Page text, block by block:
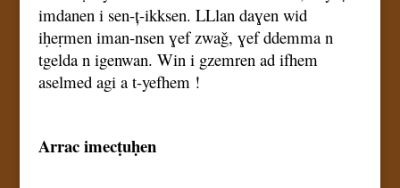
imdanen i sen-ț-ikksen. LLlan daɣen wid
iḥeṛmen iman-nsen ɣef zwaǧ, ɣef ddemma n
tgelda n igenwan. Win i gzemren ad ifhem
aselmed agi a t-yefhem !
Arrac imecṭuḥen